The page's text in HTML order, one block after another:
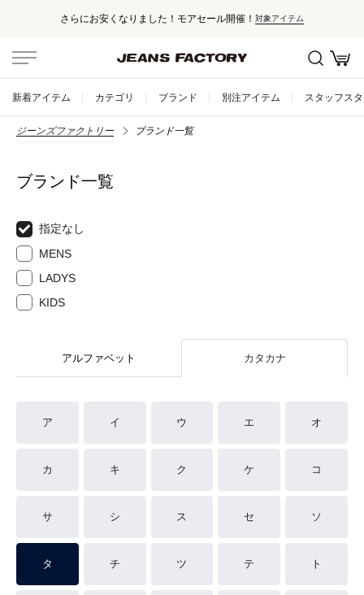
さらにお安くなりました！モアセール開催！ 対象アイテム
新着アイテム カテゴリ ブランド 別注アイテム スタッフス
ジーンズファクトリー ブランド一覧
ブランド一覧
指定なし
MENS
LADYS
KIDS
アルファベット カタカナ
ア イ ウ エ オ
カ キ ク ケ コ
サ シ ス セ ソ
タ チ ツ テ ト